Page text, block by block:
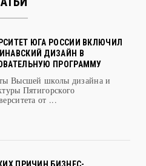
ЮГА РОССИИ ВКЛЮЧИЛ
ДИЗАЙН В
ПРОГРАММУ
Высшей школы дизайна и
Пятигорского
от ...